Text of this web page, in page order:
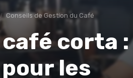
Conseils de Gestion du Café
corta :
les